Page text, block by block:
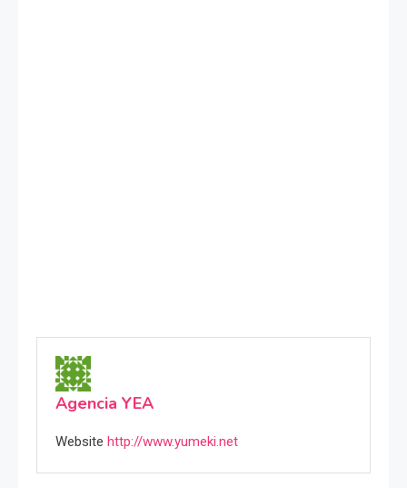
Agencia YEA
Website http://www.yumeki.net